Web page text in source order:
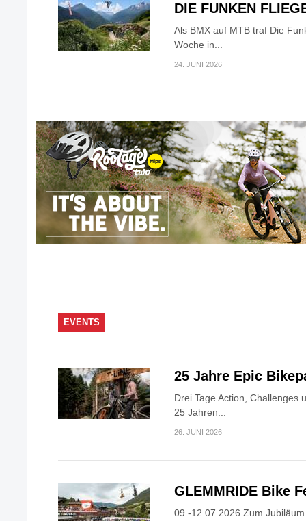
DIE FUNKEN
Als BMX auf MTB traf Die
Woche in...
24. JUNI 2026
EVENTS
25 Jahre Epic
Drei Tage Action, Challenges
25 Jahren...
26. JUNI 2026
GLEMMRIDE Bike
09.-12.07.2026 Zum